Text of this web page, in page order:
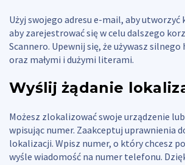
Użyj swojego adresu e-mail, aby utworzyć
aby zarejestrować się w celu dalszego
Scannero. Upewnij się, że używasz silnego
oraz małymi i dużymi literami.
Wyślij żądanie
Możesz zlokalizować swoje urządzenie
wpisując numer. Zaakceptuj uprawnienia
lokalizacji. Wpisz numer, o który chcesz
wyśle wiadomość na numer telefonu.